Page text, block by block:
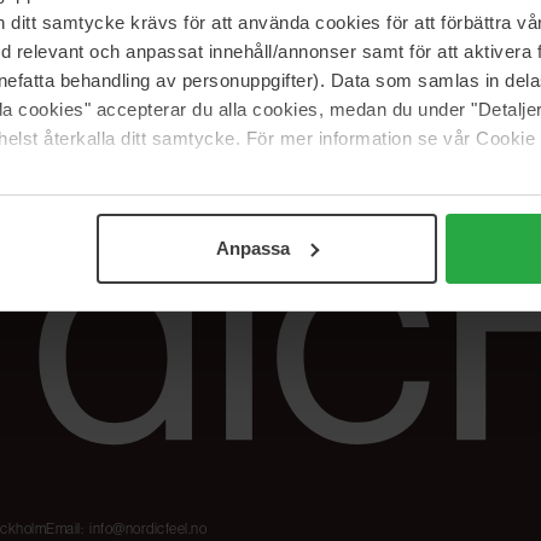
ditt samtycke krävs för att använda cookies för att förbättra
relevant och anpassat innehåll/annonser samt för att aktivera
behandling av personuppgifter). Data som samlas in
cookies" accepterar du alla cookies, medan du under
återkalla ditt samtycke. För mer information se vår
Anpassa
The Beauty Edit
Jobb hos oss
Samarbeidspartner
Spor bestillingen
Retur og
Blush har blitt
Nordicfeel
Email: info@nordicfeel.no